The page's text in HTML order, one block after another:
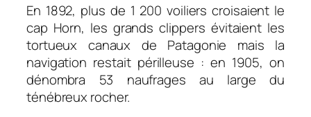
En 1892, plus de 1 200 voiliers croisaient le
cap Horn, les grands clippers évitaient les
tortueux canaux de Patagonie mais la
navigation restait périlleuse : en 1905, on
dénombra 53 naufrages au large du
ténébreux rocher.